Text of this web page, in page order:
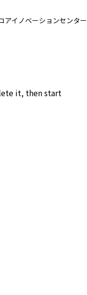
アイノベーションセンター
it, then start